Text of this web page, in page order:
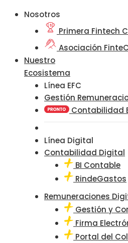
Nosotros
Primera Fintech
Asociación
Nuestro
Ecosistema
Línea EFC
Gestión
Contabilidad
Línea Digital
Contabilidad Digital
BI Contable
RindeGastos
Remuneraciones
Gestión y
Firma
Portal del